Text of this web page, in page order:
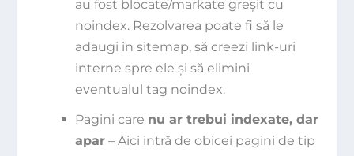
au fost blocate/markate greșit cu
noindex. Rezolvarea poate fi să le
adaugi în sitemap, să creezi link-uri
interne spre ele și să elimini
eventualul tag noindex.
Pagini care nu ar trebui indexate, dar
apar – Aici intră de obicei pagini de tip